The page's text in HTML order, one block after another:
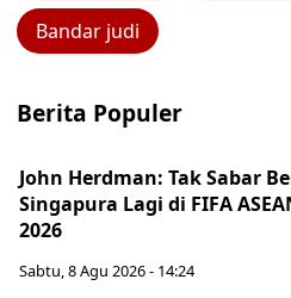
Bandar judi
Berita Populer
John Herdman: Tak Sabar
Singapura Lagi di FIFA
2026
Sabtu, 8 Agu 2026 - 14:24